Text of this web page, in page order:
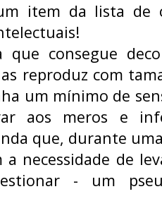
item da lista de
que consegue
reproduz com
um mínimo de
aos meros e
que, durante
necessidade de
- um